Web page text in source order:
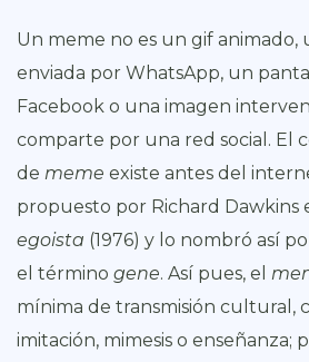
Un meme no es un gif animado,
enviada por WhatsApp, un
Facebook o una imagen
comparte por una red social. El
de meme existe antes del
propuesto por Richard Dawkins
egoista (1976) y lo nombró así
el término gene. Así pues, el
mínima de transmisión cultural,
imitación, mimesis o enseñanza;